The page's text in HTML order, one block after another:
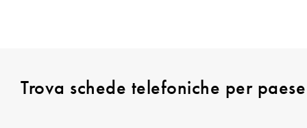
Trova schede telefoniche per paese